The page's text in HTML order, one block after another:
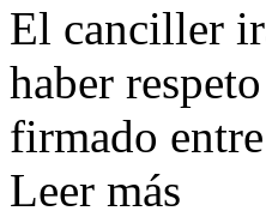
El canciller
haber
firmado
Leer más